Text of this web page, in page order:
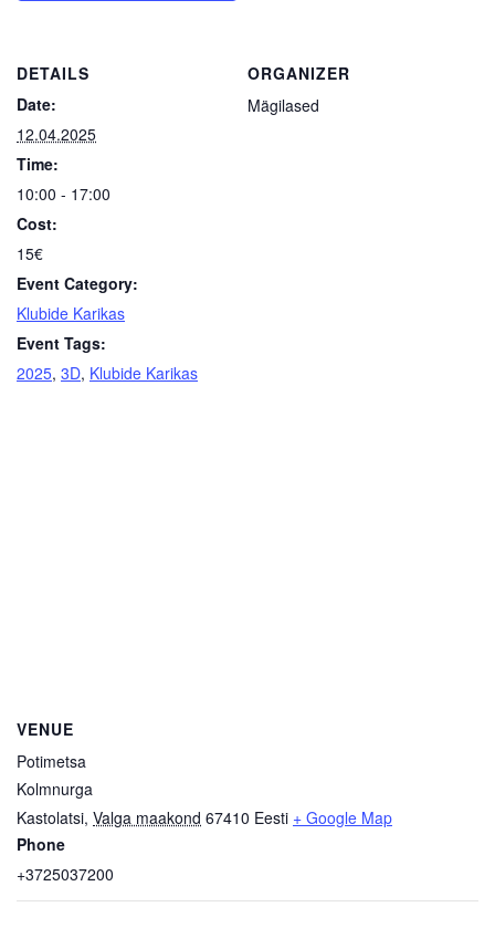
DETAILS
Date:
12.04.2025
Time:
10:00 - 17:00
Cost:
15€
Event Category:
Klubide Karikas
Event Tags:
2025, 3D, Klubide Karikas
ORGANIZER
Mägilased
VENUE
Potimetsa
Kolmnurga
Kastolatsi, Valga maakond 67410 Eesti + Google Map
Phone
+3725037200